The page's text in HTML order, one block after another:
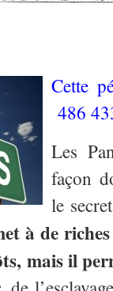
Cette
486
Les
façon
le
à de
mais il